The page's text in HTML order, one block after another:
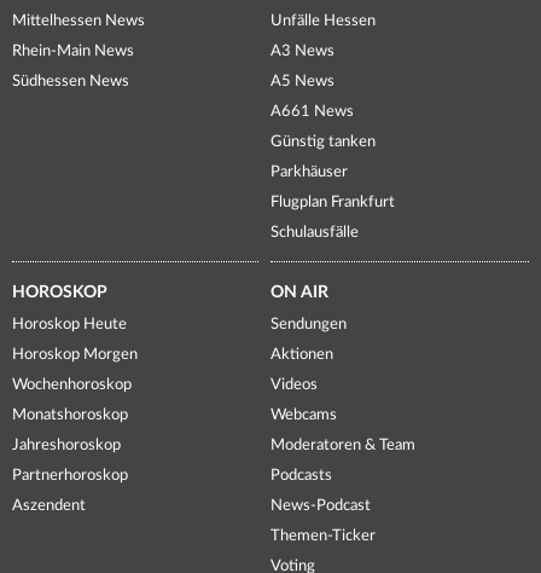
Mittelhessen News
Rhein-Main News
Südhessen News
Unfälle Hessen
A3 News
A5 News
A661 News
Günstig tanken
Parkhäuser
Flugplan Frankfurt
Schulausfälle
HOROSKOP
Horoskop Heute
Horoskop Morgen
Wochenhoroskop
Monatshoroskop
Jahreshoroskop
Partnerhoroskop
Aszendent
ON AIR
Sendungen
Aktionen
Videos
Webcams
Moderatoren & Team
Podcasts
News-Podcast
Themen-Ticker
Voting